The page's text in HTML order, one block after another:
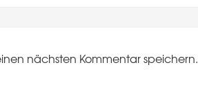
nächsten Kommentar speichern.